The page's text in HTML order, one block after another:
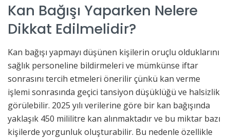
Kan Bağışı Yaparken Nelere
Dikkat Edilmelidir?
Kan bağışı yapmayı düşünen kişilerin oruçlu olduklarını
sağlık personeline bildirmeleri ve mümkünse iftar
sonrasını tercih etmeleri önerilir çünkü kan verme
işlemi sonrasında geçici tansiyon düşüklüğü ve halsizlik
görülebilir. 2025 yılı verilerine göre bir kan bağışında
yaklaşık 450 mililitre kan alınmaktadır ve bu miktar bazı
kişilerde yorgunluk oluşturabilir. Bu nedenle özellikle